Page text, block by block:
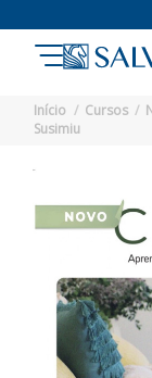
Início Cursos
Susimiu